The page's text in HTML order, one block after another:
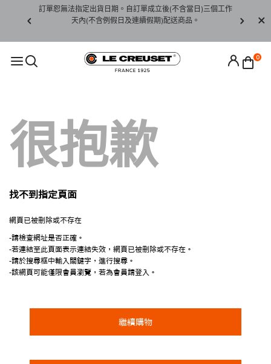
下水)，若
訂單恕無法指定出貨日期。自訂單成立後(不含當日)三個工作
天內(不含例假日及連續假期)配送商品。
請至
0
很抱歉
找不到指定頁面
網頁已被刪除或不存在
-請檢查網址是否正確。
-若連結至此頁面表示連結失效，網頁已被刪除或不存在。
-請於搜尋框中輸入關鍵字，進行搜尋。
-該網頁可能僅限會員瀏覽，若為會員請登入。
繼續購物